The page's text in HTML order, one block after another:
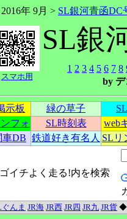
年 9月 > SL銀河青函DC
スマホ用
SL銀
1 2 3 4 5 6 7 8
by
示板 緑の草子
フォ SL時刻表
web
車DB 鉄道好き有名人 SLリ
イチよく走る!内を検索
ぐんま JR海 JR西 JR四 JR九 JR貨